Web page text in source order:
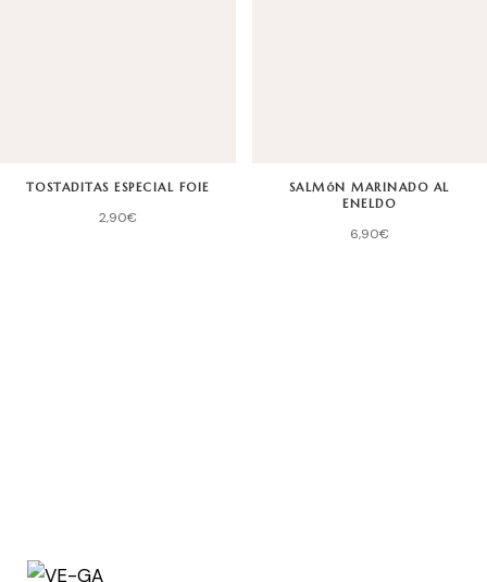
TOSTADITAS ESPECIAL FOIE
2,90€
SALMóN MARINADO AL
ENELDO
6,90€